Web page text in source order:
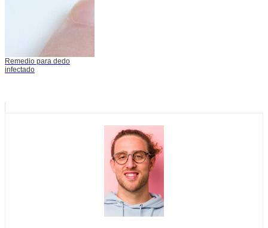
Remedio para dedo
infectado